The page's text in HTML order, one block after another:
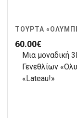
ΤΟΎΡΤΑ
60.00€
Μια μοναδική
Γενεθλίων
«Lateau!»